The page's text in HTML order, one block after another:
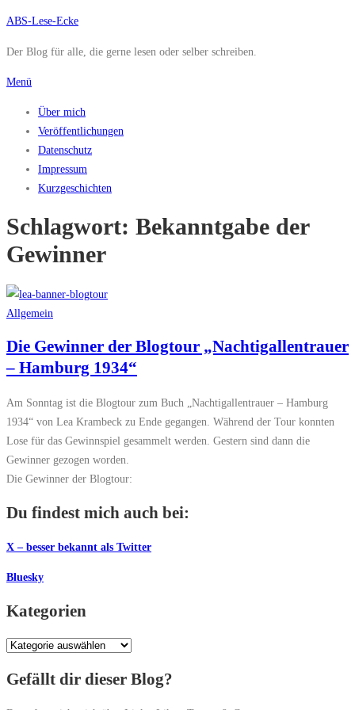
Zum
springen
ABS-Lese-Ecke
Der Blog für alle, die gerne lesen oder selber schreiben.
Menü
Über mich
Veröffentlichungen
Datenschutz
Impressum
Kurzgeschichten
Schlagwort: Bekanntgabe der
Gewinner
Allgemein
Die Gewinner der Blogtour „Nachtigallentrauer
– Hamburg 1934“
Am Sonntag ist die Blogtour zum Buch „Nachtigallentrauer – Hamburg
1934“ von Lea Krambeck zu Ende gegangen. Während der Tour konnten
Lose für das Gewinnspiel gesammelt werden. Gestern sind dann die
Gewinner gezogen worden.
Die Gewinner der Blogtour:
Du findest mich auch bei:
X – besser bekannt als Twitter
Bluesky
Kategorien
Kategorien
Gefällt dir dieser Blog?